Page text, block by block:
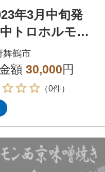
年3月中旬発
トロホルモン
噌焼き 1.8kg
舞鶴市
額 30,000円
（0件）